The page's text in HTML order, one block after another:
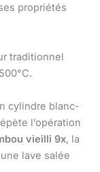
propriétés
traditionnel
cylindre blanc-
l’opération
vieilli 9x, la
lave salée